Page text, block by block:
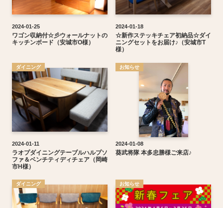
2024-01-25
ワゴン収納付☆彡ウォールナットの
キッチンボード（安城市O様）
2024-01-18
☆新作ステッキチェア初納品☆ダイ
ニングセットをお届け♪（安城市T
様）
ダイニング
2024-01-11
ラオプダイニングテーブルハルプソ
ファ＆ベンチティディチェア（岡崎
市H様）
お知らせ
2024-01-08
葵武将隊 本多忠勝様ご来店♪
ダイニング お知らせ